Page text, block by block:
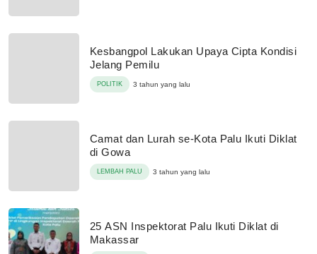
Kesbangpol Lakukan Upaya Cipta Kondisi
Jelang Pemilu
POLITIK 3 tahun yang lalu
Camat dan Lurah se-Kota Palu Ikuti Diklat
di Gowa
LEMBAH PALU 3 tahun yang lalu
25 ASN Inspektorat Palu Ikuti Diklat di
Makassar